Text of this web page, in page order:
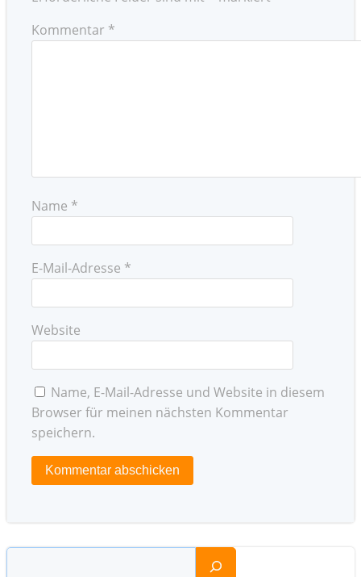
Kommentar *
Name *
E-Mail-Adresse *
Website
Name, E-Mail-Adresse und Website in diesem
Browser für meinen nächsten Kommentar
speichern.
Suchen